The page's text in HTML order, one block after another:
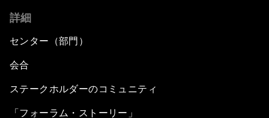
詳細
センター（部門）
会合
ステークホルダーのコミュニティ
「フォーラム・ストーリー」